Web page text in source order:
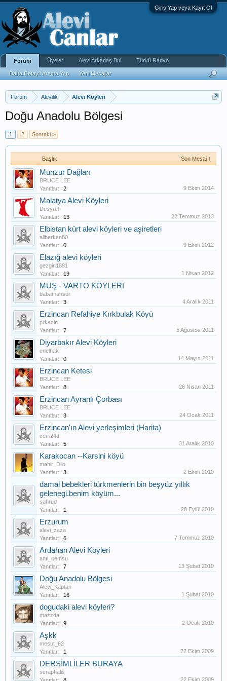
Giriş Yap veya Kayıt Ol
Forum Alevilik Alevi Köyleri
Doğu Anadolu Bölgesi
1 2 Sonraki >
Başlık Son Mesaj ↓
Munzur Dağları
BRUCE LEE
Yanıtlar:
2 9 Ekim 2014
Malatya Alevi Köyleri
Desyrel
Yanıtlar:
13 22 Temmuz 2013
Elbistan kürt alevi köyleri ve aşiretleri
aliberken80
Yanıtlar:
0 9 Ekim 2012
Elazığ alevi köyleri
gezgin1881
Yanıtlar:
19 1 Nisan 2012
MUŞ - VARTO KÖYLERİ
babamansur
Yanıtlar:
3 4 Aralık 2011
Erzincan Refahiye Kırkbulak Köyü
prkacin
Yanıtlar:
7 5 Ağustos 2011
Diyarbakır Alevi Köyleri
enelhak
Yanıtlar:
0 14 Mayıs 2011
Erzincan Ketesi
BRUCE LEE
Yanıtlar:
8 26 Nisan 2011
Erzincan Ayranlı Çorbası
BRUCE LEE
Yanıtlar:
3 24 Ocak 2011
Erzincan'ın Alevi yerleşimleri (Harita)
cem24d
Yanıtlar:
5 31 Aralık 2010
Karakocan --Karsini köyü
mahir_Dilo
Yanıtlar:
3 2 Ekim 2010
damal bebekleri türkmenlerin bin beşyüz yıllık
gelenegi.benim köyüm...
şahrud
Yanıtlar:
1 20 Eylül 2010
Erzurum
alevi_zaza
Yanıtlar:
6 7 Temmuz 2010
Ardahan Alevi Köyleri
anıl_cemsu
Yanıtlar:
7 13 Şubat 2010
Doğu Anadolu Bölgesi
Alevi_Kaptan
Yanıtlar:
16 1 Şubat 2010
dogudaki alevi köyleri?
mazzda
Yanıtlar:
9 2 Ocak 2010
Aşkk
mesut_62
Yanıtlar:
1 22 Ekim 2009
DERSİMLİLER BURAYA
seraphalis
22 Ekim 2009
Forum
Daha Detaylı Arama Yap Yeni Mesajlar
Üyeler Alevi Arkadaş Bul Türkü Radyo